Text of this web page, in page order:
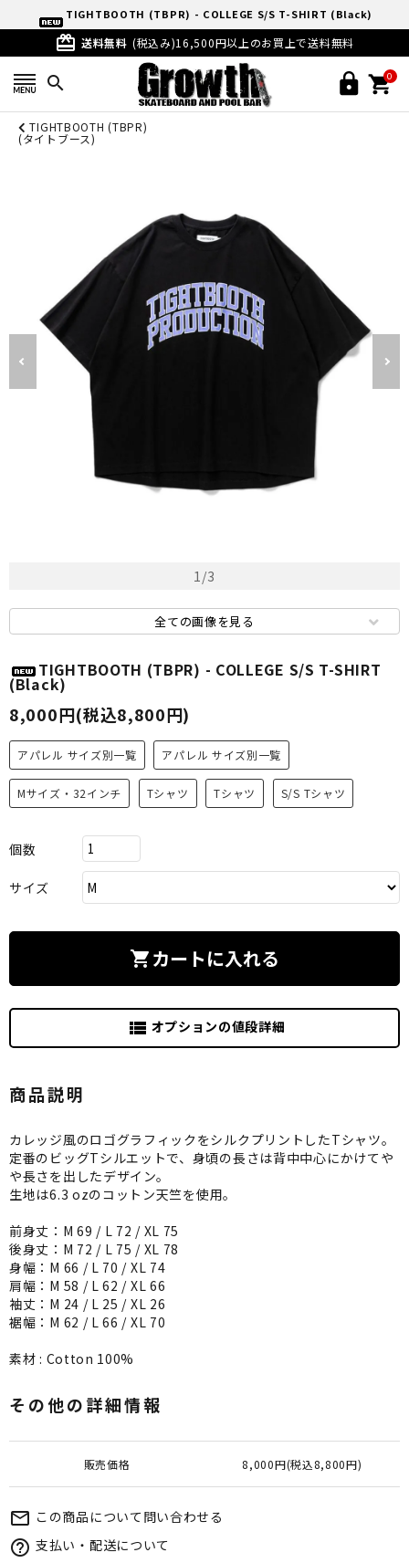
TIGHTBOOTH (TBPR) - COLLEGE S/S T-SHIRT (Black)
card_giftcard 送料無料 (税込み)16,500円以上のお買上で送料無料
search 0
TIGHTBOOTH (TBPR)
(タイトブース)
1/3
全ての画像を見る
TIGHTBOOTH (TBPR) - COLLEGE S/S T-SHIRT
(Black)
8,000円(税込8,800円)
アパレル サイズ別一覧 アパレル サイズ別一覧
Mサイズ・32インチ Tシャツ Tシャツ S/S Tシャツ
個数
サイズ
shopping_cart カートに入れる
view_list オプションの値段詳細
商品説明
カレッジ風のロゴグラフィックをシルクプリントしたTシャツ。
定番のビッグTシルエットで、身頃の長さは背中中心にかけてや
や長さを出したデザイン。
生地は6.3 ozのコットン天竺を使用。
前身丈：M 69 / L 72 / XL 75
後身丈：M 72 / L 75 / XL 78
身幅：M 66 / L 70 / XL 74
肩幅：M 58 / L 62 / XL 66
袖丈：M 24 / L 25 / XL 26
裾幅：M 62 / L 66 / XL 70
素材 : Cotton 100%
その他の詳細情報
販売価格 8,000円(税込8,800円)
mail_outline この商品について問い合わせる
help_outline 支払い・配送について